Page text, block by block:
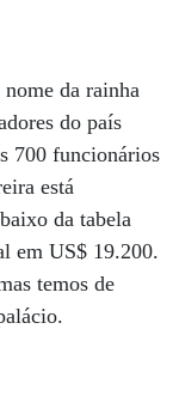
da rainha
do país
700 funcionários
está
da tabela
em US$ 19.200.
temos de